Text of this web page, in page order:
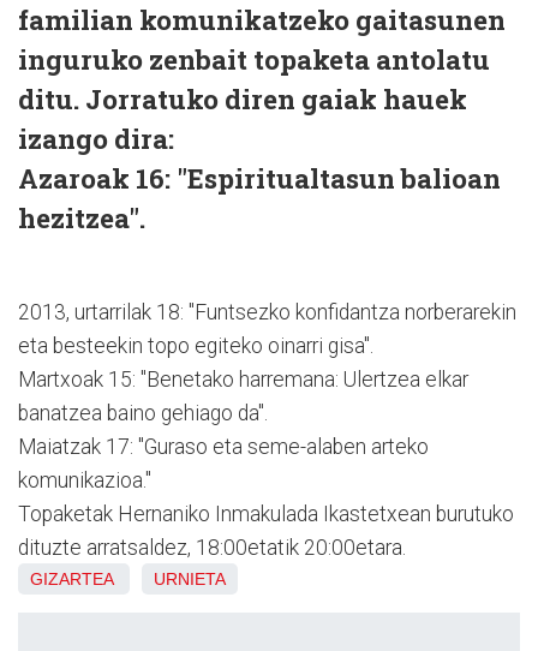
familian komunikatzeko gaitasunen
inguruko zenbait topaketa antolatu
ditu. Jorratuko diren gaiak hauek
izango dira:
Azaroak 16: "Espiritualtasun balioan
hezitzea".
2013, urtarrilak 18: "Funtsezko konfidantza norberarekin
eta besteekin topo egiteko oinarri gisa".
Martxoak 15: "Benetako harremana: Ulertzea elkar
banatzea baino gehiago da".
Maiatzak 17: "Guraso eta seme-alaben arteko
komunikazioa."
Topaketak Hernaniko Inmakulada Ikastetxean burutuko
dituzte arratsaldez, 18:00etatik 20:00etara.
GIZARTEA URNIETA